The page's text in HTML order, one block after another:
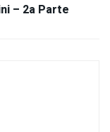
– 2a Parte